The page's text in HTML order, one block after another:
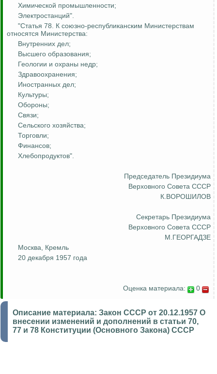
Химической промышленности;
Электростанций".
"Статья 78. К союзно-республиканским Министерствам
относятся Министерства:
Внутренних дел;
Высшего образования;
Геологии и охраны недр;
Здравоохранения;
Иностранных дел;
Культуры;
Обороны;
Связи;
Сельского хозяйства;
Торговли;
Финансов;
Хлебопродуктов".
Председатель Президиума
Верховного Совета СССР
К.ВОРОШИЛОВ
Секретарь Президиума
Верховного Совета СССР
М.ГЕОРГАДЗЕ
Москва, Кремль
20 декабря 1957 года
Оценка материала: 0
Описание материала: Закон СССР от 20.12.1957 О
внесении изменений и дополнений в статьи 70,
77 и 78 Конституции (Основного Закона) СССР